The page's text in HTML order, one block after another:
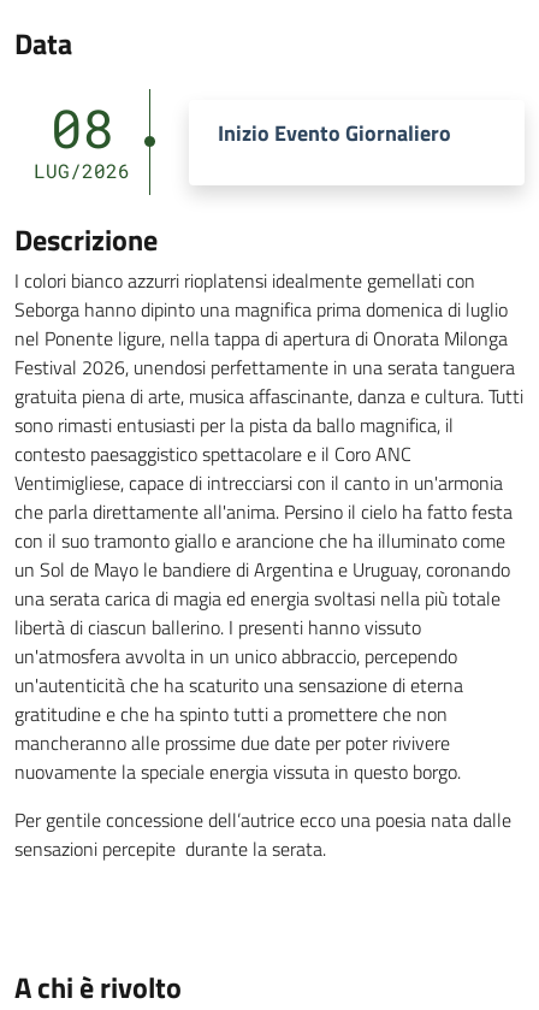
Data
08
LUG/2026
Inizio Evento Giornaliero
Descrizione
I colori bianco azzurri rioplatensi idealmente gemellati con
Seborga hanno dipinto una magnifica prima domenica di luglio
nel Ponente ligure, nella tappa di apertura di Onorata Milonga
Festival 2026, unendosi perfettamente in una serata tanguera
gratuita piena di arte, musica affascinante, danza e cultura. Tutti
sono rimasti entusiasti per la pista da ballo magnifica, il
contesto paesaggistico spettacolare e il Coro ANC
Ventimigliese, capace di intrecciarsi con il canto in un'armonia
che parla direttamente all'anima. Persino il cielo ha fatto festa
con il suo tramonto giallo e arancione che ha illuminato come
un Sol de Mayo le bandiere di Argentina e Uruguay, coronando
una serata carica di magia ed energia svoltasi nella più totale
libertà di ciascun ballerino. I presenti hanno vissuto
un'atmosfera avvolta in un unico abbraccio, percependo
un'autenticità che ha scaturito una sensazione di eterna
gratitudine e che ha spinto tutti a promettere che non
mancheranno alle prossime due date per poter rivivere
nuovamente la speciale energia vissuta in questo borgo.
Per gentile concessione dell’autrice ecco una poesia nata dalle
sensazioni percepite durante la serata.
A chi è rivolto